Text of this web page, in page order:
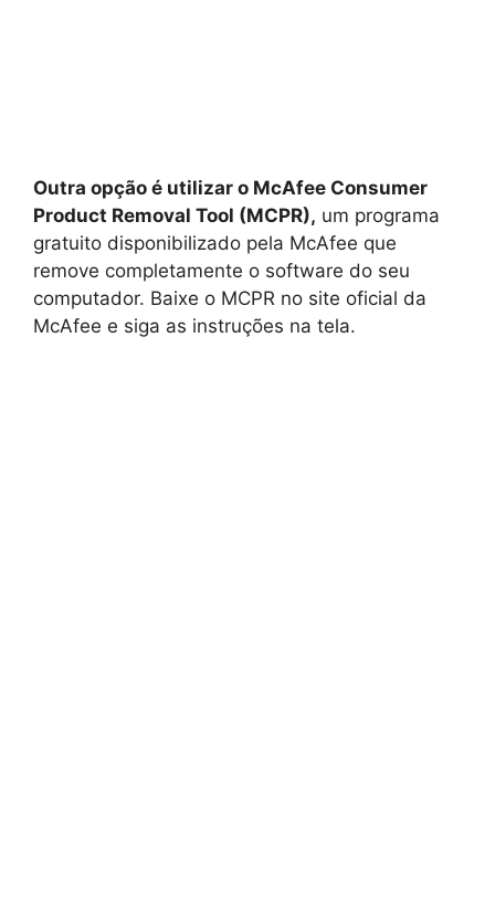
Outra opção é utilizar o McAfee Consumer
Product Removal Tool (MCPR), um programa
gratuito disponibilizado pela McAfee que
remove completamente o software do seu
computador. Baixe o MCPR no site oficial da
McAfee e siga as instruções na tela.